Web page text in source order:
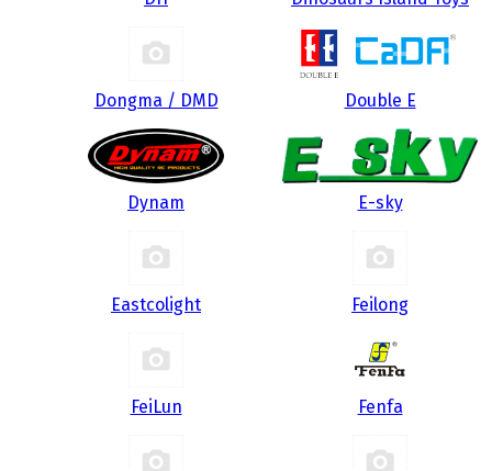
Dongma / DMD Double E
Dynam E-sky
Eastcolight Feilong
FeiLun Fenfa